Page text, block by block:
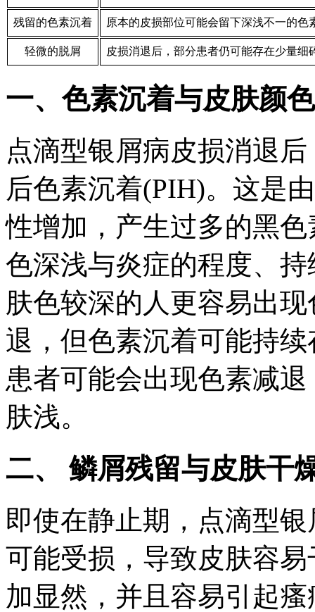
残留的色素沉着 原本的皮损部位可能会留下深浅不一的
轻微的脱屑 皮损消退后，部分患者仍可能存在少量
一、色素沉着与皮肤颜
点滴型银屑病皮损消退
后色素沉着(PIH)。这是
性增加，产生过多的黑
色深浅与炎症的程度、
肤色较深的人更容易出
退，但色素沉着可能持
患者可能会出现色素减
肤浅。
二、 鳞屑残留与皮肤干
即使在静止期，点滴型
可能受损，导致皮肤容
加显然，并且容易引起